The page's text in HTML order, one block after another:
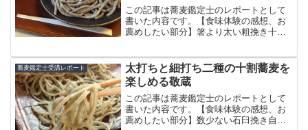
ばは健在でした
この記事は蕎麦鑑定士のレポートとして
書いた内容です。【食味体験の感想、お
薦めしたい部分】箸より太い粗挽き十割
に店主のご実家である白山市左礫町（旧
鳥越村）に移転。金沢...
蕎麦鑑定士受講レポート
太打ちと細打ち二種の十割蕎麦を
楽しめる敬蔵
この記事は蕎麦鑑定士のレポートとして
書いた内容です。【食味体験の感想、お
薦めしたい部分】数少ない石臼挽き自家